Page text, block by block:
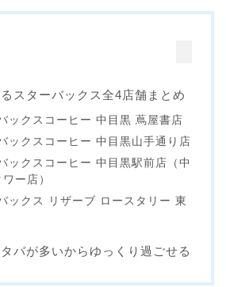
スターバックス全4店舗まとめ
ックスコーヒー 中目黒 蔦屋書店
ックスコーヒー 中目黒山手通り店
ックスコーヒー 中目黒駅前店（中
ー店）
ックス リザーブ ロースタリー 東
バが多いからゆっくり過ごせる